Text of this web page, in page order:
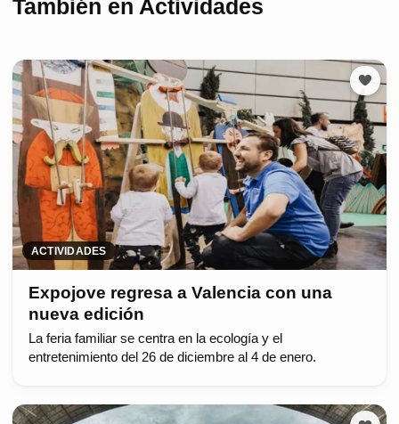
También en Actividades
ACTIVIDADES
Expojove regresa a Valencia con una
nueva edición
La feria familiar se centra en la ecología y el
entretenimiento del 26 de diciembre al 4 de enero.